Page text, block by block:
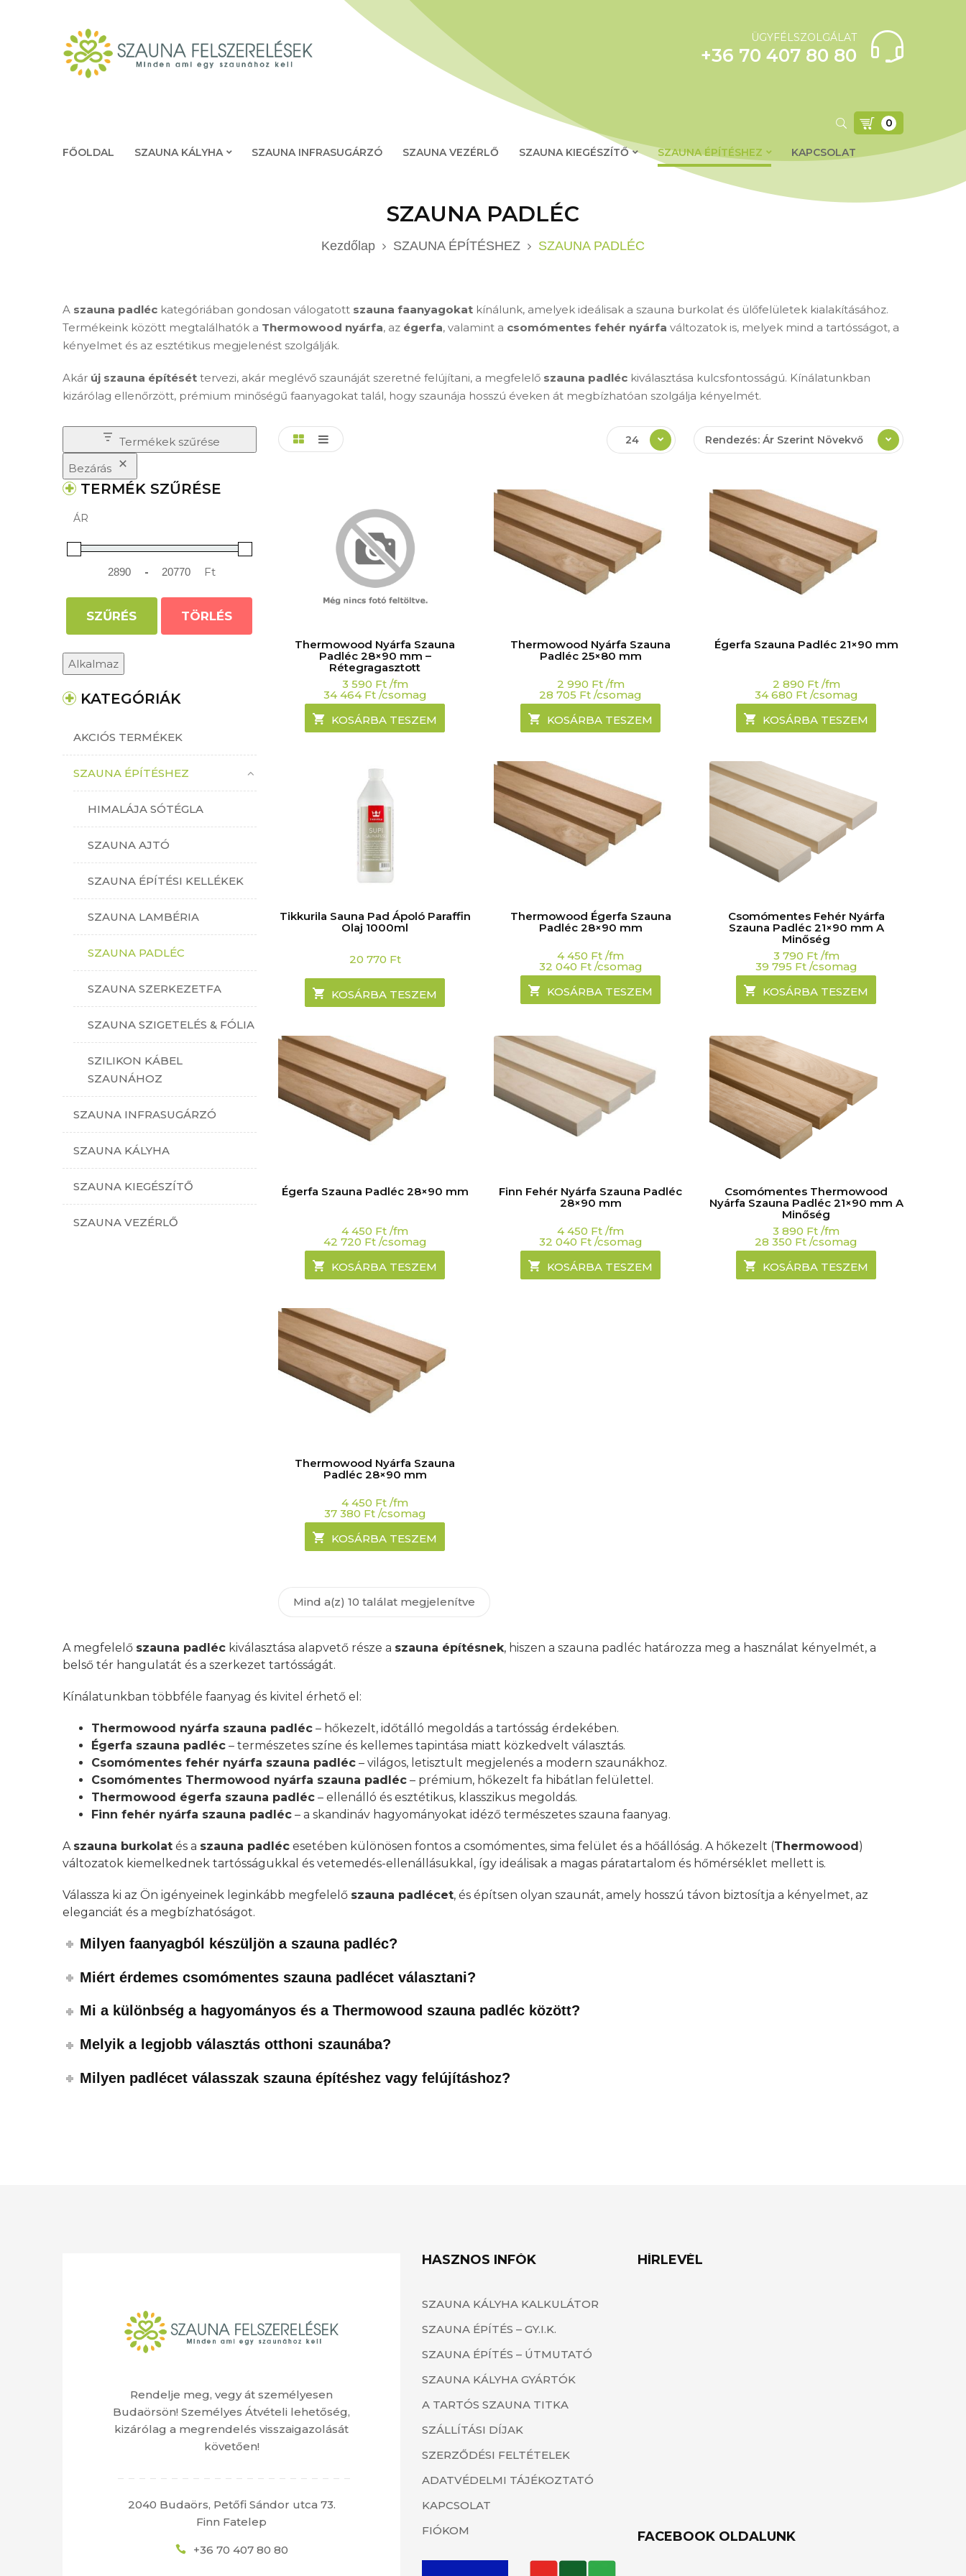
ÜGYFÉLSZOLGÁLAT
+36 70 407 80 80
0
FŐOLDAL SZAUNA KÁLYHA SZAUNA INFRASUGÁRZÓ SZAUNA VEZÉRLŐ SZAUNA KIEGÉSZÍTŐ SZAUNA ÉPÍTÉSHEZ KAPCSOLAT
SZAUNA PADLÉC
Kezdőlap SZAUNA ÉPÍTÉSHEZ SZAUNA PADLÉC
A szauna padléc kategóriában gondosan válogatott szauna faanyagokat kínálunk, amelyek ideálisak a szauna burkolat és ülőfelületek kialakításához.
Termékeink között megtalálhatók a Thermowood nyárfa, az égerfa, valamint a csomómentes fehér nyárfa változatok is, melyek mind a tartósságot, a
kényelmet és az esztétikus megjelenést szolgálják.
Akár új szauna építését tervezi, akár meglévő szaunáját szeretné felújítani, a megfelelő szauna padléc kiválasztása kulcsfontosságú. Kínálatunkban
kizárólag ellenőrzött, prémium minőségű faanyagokat talál, hogy szaunája hosszú éveken át megbízhatóan szolgálja kényelmét.
Termékek szűrése
Bezárás
TERMÉK SZŰRÉSE
ÁR
- Ft
SZŰRÉS TÖRLÉS
Alkalmaz
KATEGÓRIÁK
AKCIÓS TERMÉKEK
SZAUNA ÉPÍTÉSHEZ
HIMALÁJA SÓTÉGLA
SZAUNA AJTÓ
SZAUNA ÉPÍTÉSI KELLÉKEK
SZAUNA LAMBÉRIA
SZAUNA PADLÉC
SZAUNA SZERKEZETFA
SZAUNA SZIGETELÉS & FÓLIA
SZILIKON KÁBEL
SZAUNÁHOZ
SZAUNA INFRASUGÁRZÓ
SZAUNA KÁLYHA
SZAUNA KIEGÉSZÍTŐ
SZAUNA VEZÉRLŐ
Rendezés: Ár Szerint Növekvő
24
Thermowood Nyárfa Szauna
Padléc 28×90 mm –
Rétegragasztott
3 590 Ft /fm
34 464 Ft /csomag
KOSÁRBA TESZEM
Thermowood Nyárfa Szauna
Padléc 25×80 mm
2 990 Ft /fm
28 705 Ft /csomag
KOSÁRBA TESZEM
Égerfa Szauna Padléc 21×90 mm
2 890 Ft /fm
34 680 Ft /csomag
KOSÁRBA TESZEM
Tikkurila Sauna Pad Ápoló Paraffin
Olaj 1000ml
20 770 Ft
KOSÁRBA TESZEM
Thermowood Égerfa Szauna
Padléc 28×90 mm
4 450 Ft /fm
32 040 Ft /csomag
KOSÁRBA TESZEM
Csomómentes Fehér Nyárfa
Szauna Padléc 21×90 mm A
Minőség
3 790 Ft /fm
39 795 Ft /csomag
KOSÁRBA TESZEM
Égerfa Szauna Padléc 28×90 mm
4 450 Ft /fm
42 720 Ft /csomag
KOSÁRBA TESZEM
Finn Fehér Nyárfa Szauna Padléc
28×90 mm
4 450 Ft /fm
32 040 Ft /csomag
KOSÁRBA TESZEM
Csomómentes Thermowood
Nyárfa Szauna Padléc 21×90 mm A
Minőség
3 890 Ft /fm
28 350 Ft /csomag
KOSÁRBA TESZEM
Thermowood Nyárfa Szauna
Padléc 28×90 mm
4 450 Ft /fm
37 380 Ft /csomag
KOSÁRBA TESZEM
Mind a(z) 10 találat megjelenítve
A megfelelő szauna padléc kiválasztása alapvető része a szauna építésnek, hiszen a szauna padléc határozza meg a használat kényelmét, a
belső tér hangulatát és a szerkezet tartósságát.
Kínálatunkban többféle faanyag és kivitel érhető el:
Thermowood nyárfa szauna padléc – hőkezelt, időtálló megoldás a tartósság érdekében.
Égerfa szauna padléc – természetes színe és kellemes tapintása miatt közkedvelt választás.
Csomómentes fehér nyárfa szauna padléc – világos, letisztult megjelenés a modern szaunákhoz.
Csomómentes Thermowood nyárfa szauna padléc – prémium, hőkezelt fa hibátlan felülettel.
Thermowood égerfa szauna padléc – ellenálló és esztétikus, klasszikus megoldás.
Finn fehér nyárfa szauna padléc – a skandináv hagyományokat idéző természetes szauna faanyag.
A szauna burkolat és a szauna padléc esetében különösen fontos a csomómentes, sima felület és a hőállóság. A hőkezelt (Thermowood)
változatok kiemelkednek tartósságukkal és vetemedés-ellenállásukkal, így ideálisak a magas páratartalom és hőmérséklet mellett is.
Válassza ki az Ön igényeinek leginkább megfelelő szauna padlécet, és építsen olyan szaunát, amely hosszú távon biztosítja a kényelmet, az
eleganciát és a megbízhatóságot.
Milyen faanyagból készüljön a szauna padléc?
Miért érdemes csomómentes szauna padlécet választani?
Mi a különbség a hagyományos és a Thermowood szauna padléc között?
Melyik a legjobb választás otthoni szaunába?
Milyen padlécet válasszak szauna építéshez vagy felújításhoz?
Rendelje meg, vegy át személyesen
Budaörsön! Személyes Átvételi lehetőség,
kizárólag a megrendelés visszaigazolását
követően!
2040 Budaörs, Petőfi Sándor utca 73.
Finn Fatelep
+36 70 407 80 80
HASZNOS INFÓK
SZAUNA KÁLYHA KALKULÁTOR
SZAUNA ÉPÍTÉS – GY.I.K.
SZAUNA ÉPÍTÉS – ÚTMUTATÓ
SZAUNA KÁLYHA GYÁRTÓK
A TARTÓS SZAUNA TITKA
SZÁLLÍTÁSI DÍJAK
SZERZŐDÉSI FELTÉTELEK
ADATVÉDELMI TÁJÉKOZTATÓ
KAPCSOLAT
FIÓKOM
HÍRLEVÉL
FACEBOOK OLDALUNK